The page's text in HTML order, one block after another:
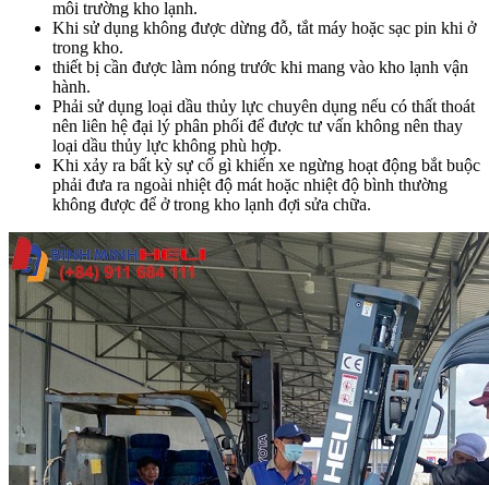
môi trường kho lạnh.
Khi sử dụng không được dừng đỗ, tắt máy hoặc sạc pin khi ở
trong kho.
thiết bị cần được làm nóng trước khi mang vào kho lạnh vận
hành.
Phải sử dụng loại dầu thủy lực chuyên dụng nếu có thất thoát
nên liên hệ đại lý phân phối để được tư vấn không nên thay
loại dầu thủy lực không phù hợp.
Khi xảy ra bất kỳ sự cố gì khiến xe ngừng hoạt động bắt buộc
phải đưa ra ngoài nhiệt độ mát hoặc nhiệt độ bình thường
không được để ở trong kho lạnh đợi sửa chữa.